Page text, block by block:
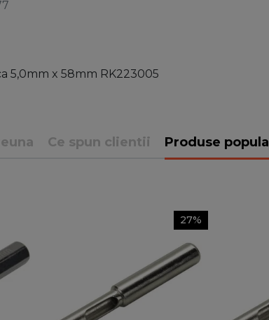
5,0mm x 58mm RK223005
Ce spun clientii Produse
27%